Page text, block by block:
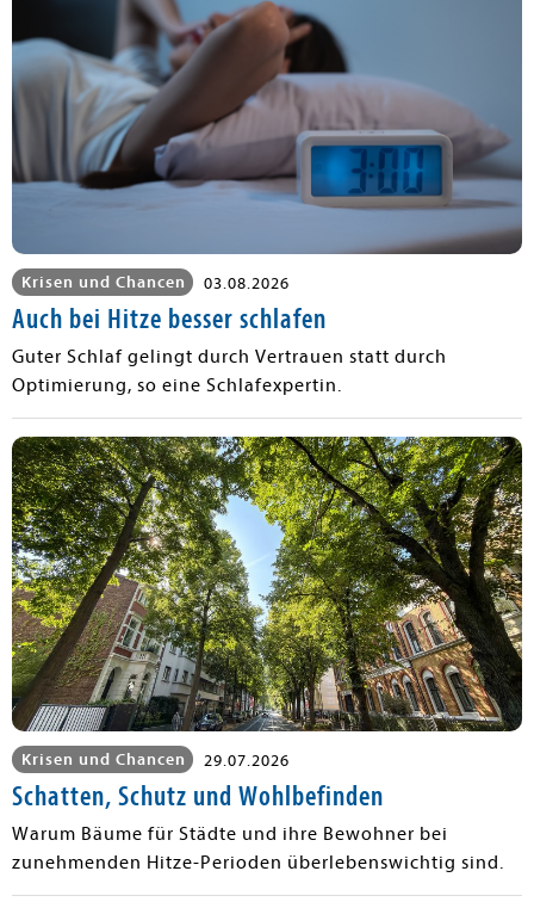
Krisen und Chancen 03.08.2026
Auch bei Hitze besser schlafen
Guter Schlaf gelingt durch Vertrauen statt durch
Optimierung, so eine Schlafexpertin.
Krisen und Chancen 29.07.2026
Schatten, Schutz und Wohlbefinden
Warum Bäume für Städte und ihre Bewohner bei
zunehmenden Hitze-Perioden überlebenswichtig sind.